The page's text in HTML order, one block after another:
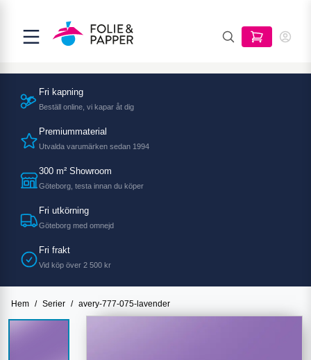
Fri kapning
Beställ online, vi kapar åt dig
Premiummaterial
Utvalda varumärken sedan 1994
300 m² Showroom
Göteborg, testa innan du köper
Fri utkörning
Göteborg med omnejd
Fri frakt
Vid köp över 2 500 kr
Hem / Serier / avery-777-075-lavender